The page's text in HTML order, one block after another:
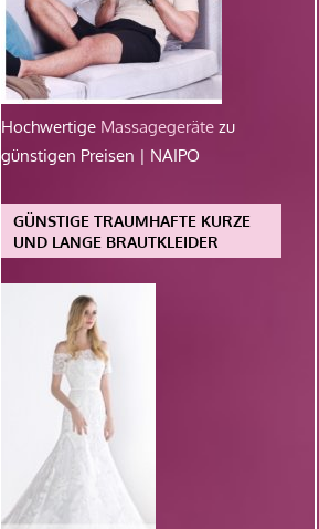
Hochwertige Massagegeräte zu
günstigen Preisen | NAIPO
GÜNSTIGE TRAUMHAFTE KURZE
UND LANGE BRAUTKLEIDER